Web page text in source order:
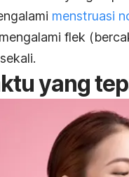
menstruasi
flek
yang